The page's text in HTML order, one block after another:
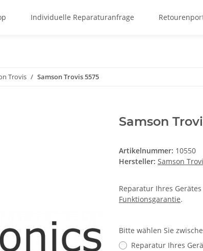
Individuelle Reparaturanfrage
Trovis Samson Trovis 5575
Samson
Artikelnummer: 10550
Hersteller: Samson
Reparatur Ihres
Funktionsgarantie.
Bitte wählen Sie
Reparatur Ihres